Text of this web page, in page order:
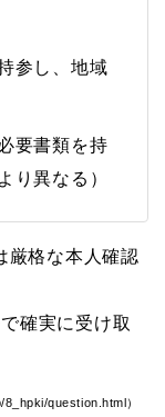
参し、地域
要書類を持
り異なる）
厳格な本人確認
確実に受け取
question.html）